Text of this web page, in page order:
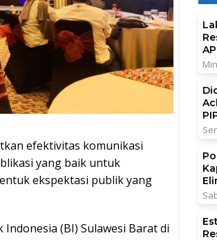
efektivitas komunikasi
yang baik untuk
ekspektasi publik yang
(BI) Sulawesi Barat di